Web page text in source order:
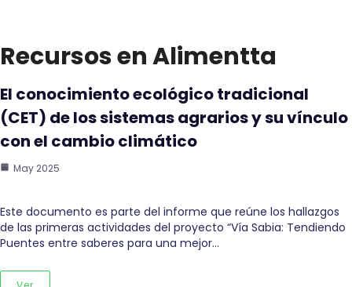
Recursos en Alimentta
El conocimiento ecológico tradicional
(CET) de los sistemas agrarios y su vínculo
con el cambio climático
May 2025
Este documento es parte del informe que reúne los hallazgos
de las primeras actividades del proyecto “Vía Sabia: Tendiendo
Puentes entre saberes para una mejor…